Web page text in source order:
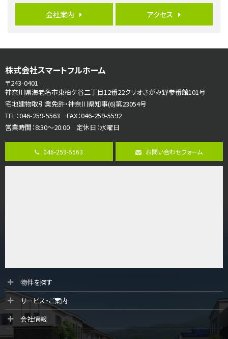
4ＳＬＤＫ
海老名駅
さがみ野駅
歩17分
ご家族が集まるLDKは１７．５帖とゆとりある広さ…
第8位
3,990万円
4ＬＤＫ
古淵駅
第10位
4,190万円
桜ヶ丘駅
LDK約20帖とゆとりある広さ！WIC、SICの…
会社案内 アクセス
株式会社スマートフルホーム
〒243-0401
神奈川県海老名市東柏ケ谷二丁目12番22クリオさがみ野参番館101号
宅地建物取引業免許・神奈川県知事(6)第23054号
TEL：046-259-5563 FAX：046-259-5592
営業時間：8:30～20:00 定休日：水曜日
046-259-5563 お問い合わせフォーム
物件を探す
サービス・ご案内
会社情報